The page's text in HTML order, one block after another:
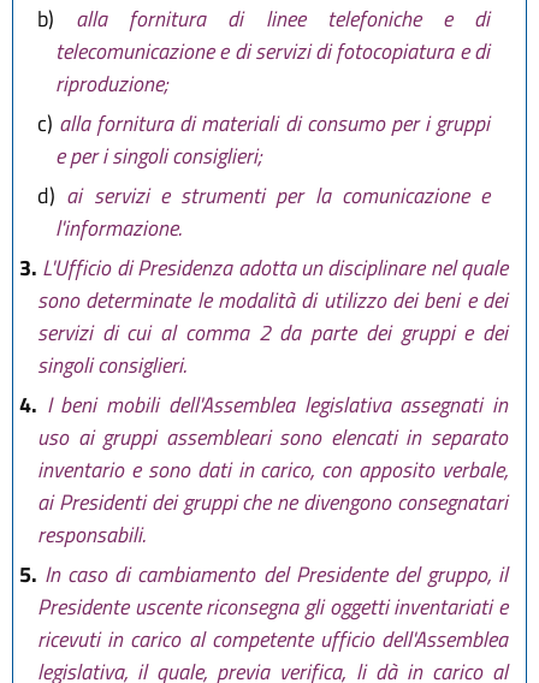
b)
alla fornitura di linee telefoniche e di
telecomunicazione e di servizi di fotocopiatura e di
riproduzione;
c) alla fornitura di materiali di consumo per i gruppi
e per i singoli consiglieri;
d) ai servizi e strumenti per la comunicazione e
l'informazione.
3. L'Ufficio di Presidenza adotta un disciplinare nel quale
sono determinate le modalità di utilizzo dei beni e dei
servizi di cui al comma 2 da parte dei gruppi e dei
singoli consiglieri.
4. I beni mobili dell'Assemblea legislativa assegnati in
uso ai gruppi assembleari sono elencati in separato
inventario e sono dati in carico, con apposito verbale,
ai Presidenti dei gruppi che ne divengono consegnatari
responsabili.
5. In caso di cambiamento del Presidente del gruppo, il
Presidente uscente riconsegna gli oggetti inventariati e
ricevuti in carico al competente ufficio dell'Assemblea
legislativa, il quale, previa verifica, li dà in carico al